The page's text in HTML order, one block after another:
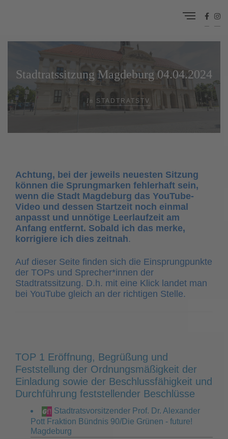
Stadtratssitzung Magdeburg 04.04.2024
In STADTRATSTV
Achtung, bei der jeweils neuesten Sitzung
können die Sprungmarken fehlerhaft sein,
wenn die Stadt Magdeburg das YouTube-
Video und dessen Startzeit noch einmal
anpasst und unnötige Leerlaufzeit am
Anfang entfernt. Sobald ich das merke,
korrigiere ich dies zeitnah.
Auf dieser Seite finden sich die Einsprungpunkte
der TOPs und Sprecher*innen der
Stadtratssitzung. D.h. mit eine Klick landet man
bei YouTube gleich an der richtigen Stelle.
TOP 1 Eröffnung, Begrüßung und
Feststellung der Ordnungsmäßigkeit der
Einladung sowie der Beschlussfähigkeit und
Durchführung feststellender Beschlüsse
Stadtratsvorsitzender Prof. Dr. Alexander
Pott Fraktion Bündnis 90/Die Grünen - future!
Magdeburg